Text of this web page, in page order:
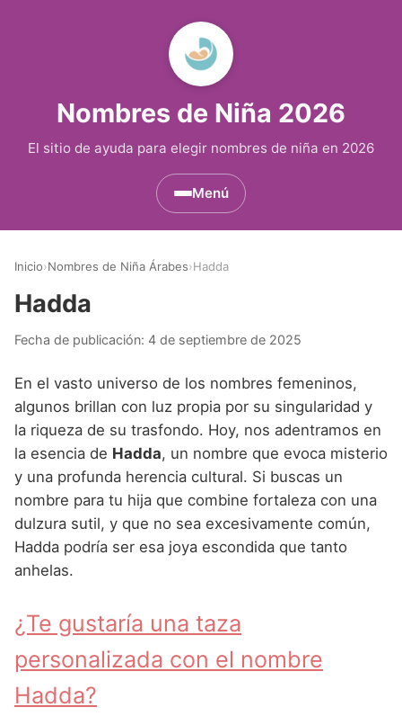
Nombres de Niña 2026
El sitio de ayuda para elegir nombres de niña en 2026
Menú
Nombres de Niña que empiezan por D
Nombres de Niña que empiezan por E
Nombres de Niña que empiezan por F
Nombres de Niña que empiezan por G
Nombres de Niña que empiezan por H
Nombres de Niña que empiezan por K
Nombres de Niña que empiezan por L
Nombres de Niña que empiezan por M
Nombres de Niña Griegos
Nombres de Niña Mitológicos
Nombres de Niña Romanos
Nombres de Niña Vikingos
Nombres de Niña Americanos
Nombres de Niña Chinos
Nombres de Niña Franceses
Nombres de Niña Hispanoamericanos
Nombres de Niña Ingleses
Nombres de Niña Andaluces
Nombres de Niña Aragoneses
Nombres de Niña Asturianos
Nombres de Niña Baleares
Nombres de Niña Canarios
Nombres de Niña Castellanos
Nombres de Niña Catalanes
Buscar
Inicio›Nombres de Niña Árabes›Hadda
Hadda
Fecha de publicación: 4 de septiembre de 2025
En el vasto universo de los nombres femeninos,
algunos brillan con luz propia por su singularidad y
la riqueza de su trasfondo. Hoy, nos adentramos en
la esencia de Hadda, un nombre que evoca misterio
y una profunda herencia cultural. Si buscas un
nombre para tu hija que combine fortaleza con una
dulzura sutil, y que no sea excesivamente común,
Hadda podría ser esa joya escondida que tanto
anhelas.
¿Te gustaría una taza
personalizada con el nombre
Hadda?